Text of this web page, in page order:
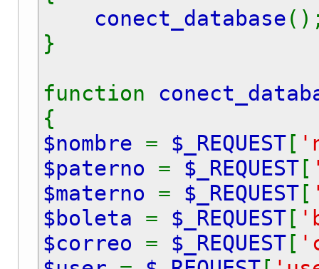
conect_database
}
function
{
$nombre = $_REQUEST [
$paterno = $_REQUEST [
$materno = $_REQUEST [
$boleta = $_REQUEST [
$correo = $_REQUEST [